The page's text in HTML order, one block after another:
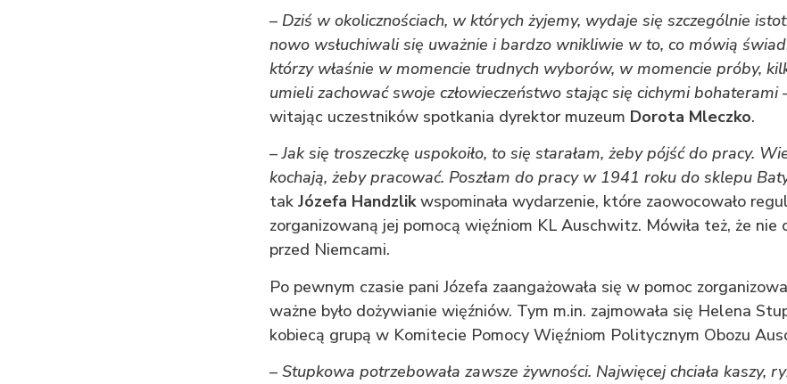
– Dziś w okolicznościach, w których żyjemy, wydaje się szczególnie
nowo wsłuchiwali się uważnie i bardzo wnikliwie w to, co mówią
którzy właśnie w momencie trudnych wyborów, w momencie próby,
umieli zachować swoje człowieczeństwo stając się cichymi bohaterami
witając uczestników spotkania dyrektor muzeum Dorota Mleczko.
–Jak się troszeczkę uspokoiło, to się starałam, żeby pójść do pracy.
kochają, żeby pracować. Poszłam do pracy w 1941 roku do sklepu
tak Józefa Handzlikwspominała wydarzenie, które zaowocowało
zorganizowaną jej pomocą więźniom KL Auschwitz. Mówiła też, że nie
przed Niemcami.
Po pewnym czasie pani Józefa zaangażowała się w pomoc
ważne było dożywianie więźniów. Tym m.in. zajmowała się Helena
kobiecą grupą w Komitecie Pomocy Więźniom Politycznym Obozu
– Stupkowa potrzebowała zawsze żywności. Najwięcej chciała kaszy,